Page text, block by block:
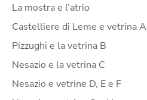
La mostra e l’atrio
Castelliere di Leme e vetrina A
Pizzughi e la vetrina B
Nesazio e la vetrina C
Nesazio e vetrine D, E e F